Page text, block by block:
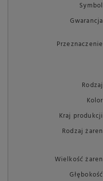
Symbol
Gwarancja
Przeznaczenie
Rodzaj
Kolor
Kraj produkcji
Rodzaj żaren
Wielkość żaren
Głębokość